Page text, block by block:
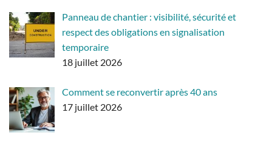
Panneau de chantier : visibilité, sécurité et
respect des obligations en signalisation
temporaire
18 juillet 2026
Comment se reconvertir après 40 ans
17 juillet 2026